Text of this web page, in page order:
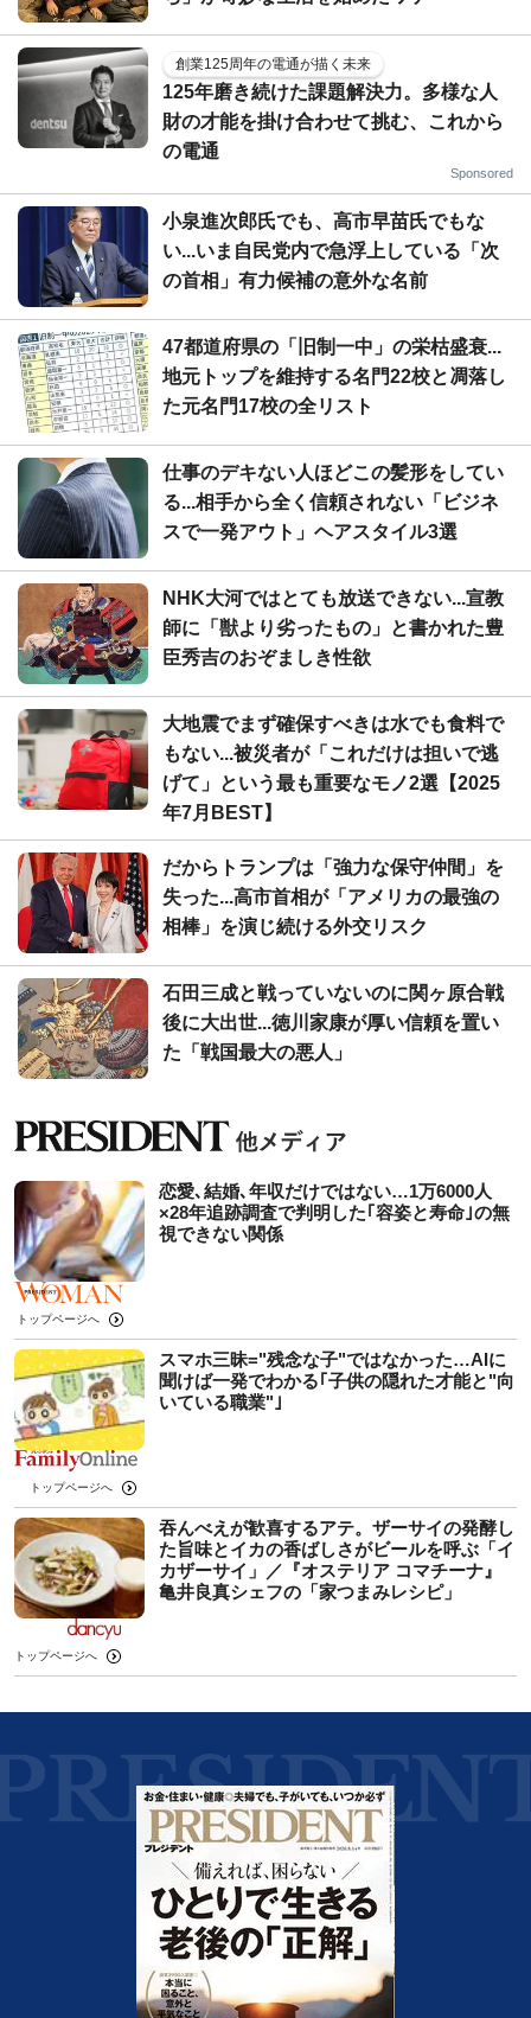
創業125周年の電通が描く未来
125年磨き続けた課題解決力。多様な人
財の才能を掛け合わせて挑む、これから
の電通
Sponsored
小泉進次郎氏でも、高市早苗氏でもな
い...いま自民党内で急浮上している「次
の首相」有力候補の意外な名前
47都道府県の「旧制一中」の栄枯盛衰...
地元トップを維持する名門22校と凋落し
た元名門17校の全リスト
仕事のデキない人ほどこの髪形をしてい
る...相手から全く信頼されない「ビジネ
スで一発アウト」ヘアスタイル3選
NHK大河ではとても放送できない...宣教
師に「獣より劣ったもの」と書かれた豊
臣秀吉のおぞましき性欲
大地震でまず確保すべきは水でも食料で
もない...被災者が「これだけは担いで逃
げて」という最も重要なモノ2選【2025
年7月BEST】
だからトランプは「強力な保守仲間」を
失った...高市首相が「アメリカの最強の
相棒」を演じ続ける外交リスク
石田三成と戦っていないのに関ヶ原合戦
後に大出世...徳川家康が厚い信頼を置い
た「戦国最大の悪人」
恋愛､結婚､年収だけではない…1万6000人
×28年追跡調査で判明した｢容姿と寿命｣の無
視できない関係
トップページへ
スマホ三昧="残念な子"ではなかった…AIに
聞けば一発でわかる｢子供の隠れた才能と"向
いている職業"｣
トップページへ
吞んべえが歓喜するアテ。ザーサイの発酵し
た旨味とイカの香ばしさがビールを呼ぶ「イ
カザーサイ」／『オステリア コマチーナ』
⻲井良真シェフの「家つまみレシピ」
トップページへ